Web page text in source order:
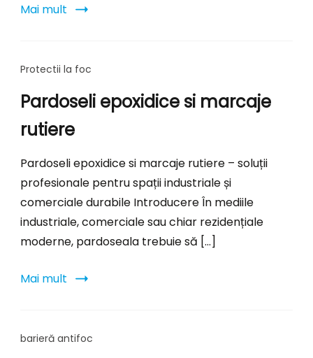
Mai mult
Protectii la foc
Pardoseli epoxidice si marcaje
rutiere
Pardoseli epoxidice si marcaje rutiere – soluții
profesionale pentru spații industriale și
comerciale durabile Introducere În mediile
industriale, comerciale sau chiar rezidențiale
moderne, pardoseala trebuie să […]
Mai mult
barieră antifoc